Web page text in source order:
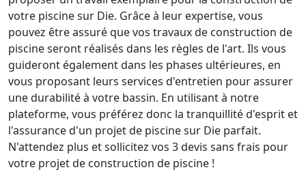
votre piscine sur Die. Grâce à leur expertise, vous
pouvez être assuré que vos travaux de construction de
piscine seront réalisés dans les règles de l'art. Ils vous
guideront également dans les phases ultérieures, en
vous proposant leurs services d'entretien pour assurer
une durabilité à votre bassin. En utilisant à notre
plateforme, vous préférez donc la tranquillité d'esprit et
l'assurance d'un projet de piscine sur Die parfait.
N'attendez plus et sollicitez vos 3 devis sans frais pour
votre projet de construction de piscine !